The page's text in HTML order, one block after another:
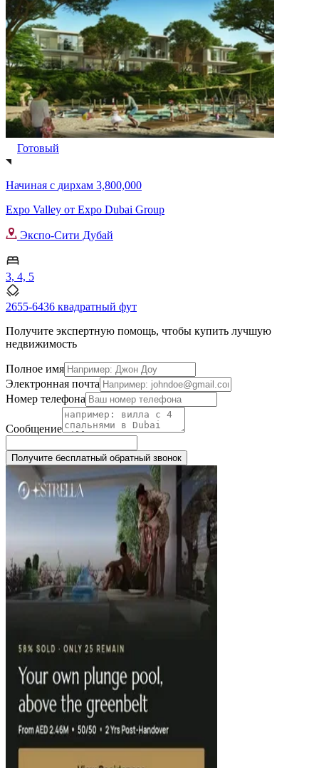
Готовый
Начиная с дирхам 3,800,000
Expo Valley от Expo Dubai Group
Экспо-Сити Дубай
3, 4, 5
2655-6436 квадратный фут
Получите экспертную помощь, чтобы купить лучшую
недвижимость
Полное имя
Электронная почта
Номер телефона
Сообщение
Получите бесплатный обратный звонок